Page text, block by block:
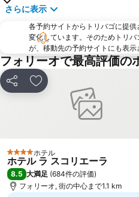
Teatro Bellini
Da Michele
Barra
Piazza Tasso
さらに表示
各予約サイトからトリバゴに提
変化しています。そのためトリ
が、移動先の予約サイトにも表示
フォリーオで最高評価の
シェア お気に入りに追加
4 ホテルのランク
ホテル
ホテル ラ スコリエーラ
8.5 大満足 (684件の評価)
フォリーオ, 街の中心まで1.1 km